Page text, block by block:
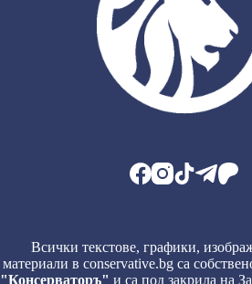
Всички текстове, графики,
материали в conservative.bg са
"Консерваторъ" и са под закрила на